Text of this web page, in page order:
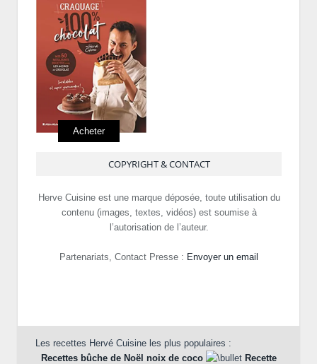
Acheter
COPYRIGHT & CONTACT
Herve Cuisine est une marque déposée, toute utilisation du
contenu (images, textes, vidéos) est soumise à
l’autorisation de l’auteur.
Partenariats, Contact Presse : Envoyer un email
Les recettes Hervé Cuisine les plus populaires :
Recettes bûche de Noël noix de coco
Recette